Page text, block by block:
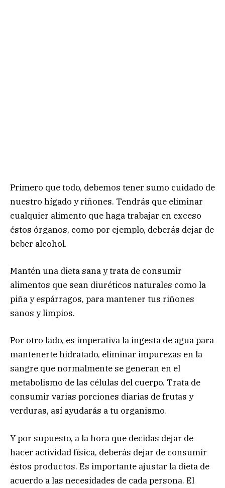
Primero que todo, debemos tener sumo cuidado de
nuestro hígado y riñones. Tendrás que eliminar
cualquier alimento que haga trabajar en exceso
éstos órganos, como por ejemplo, deberás dejar de
beber alcohol.
Mantén una dieta sana y trata de consumir
alimentos que sean diuréticos naturales como la
piña y espárragos, para mantener tus riñones
sanos y limpios.
Por otro lado, es imperativa la ingesta de agua para
mantenerte hidratado, eliminar impurezas en la
sangre que normalmente se generan en el
metabolismo de las células del cuerpo. Trata de
consumir varias porciones diarias de frutas y
verduras, así ayudarás a tu organismo.
Y por supuesto, a la hora que decidas dejar de
hacer actividad física, deberás dejar de consumir
éstos productos. Es importante ajustar la dieta de
acuerdo a las necesidades de cada persona. El